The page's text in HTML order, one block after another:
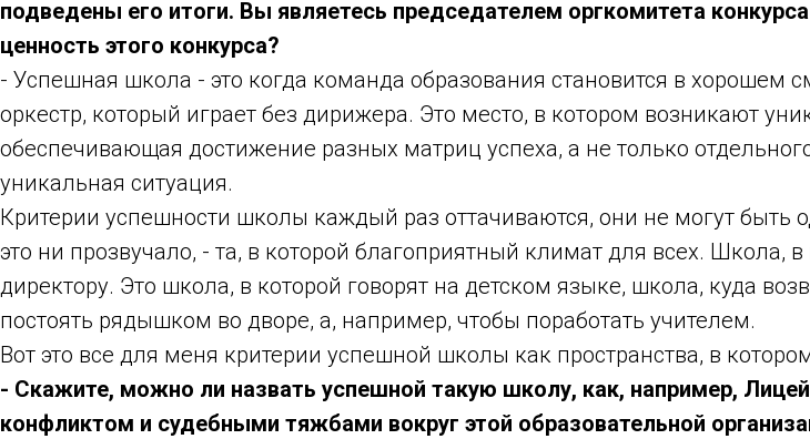
подведены его итоги. Вы являетесь председателем оргкомитета
ценность этого конкурса?
- Успешная школа - это когда команда образования становится в
оркестр, который играет без дирижера. Это место, в котором возникают
обеспечивающая достижение разных матриц успеха, а не только
уникальная ситуация.
Критерии успешности школы каждый раз оттачиваются, они не могут
это ни прозвучало, - та, в которой благоприятный климат для всех. Школа,
директору. Это школа, в которой говорят на детском языке, школа, куда
постоять рядышком во дворе, а, например, чтобы поработать учителем.
Вот это все для меня критерии успешной школы как пространства, в
- Скажите, можно ли назвать успешной такую школу, как, например,
конфликтом и судебными тяжбами вокруг этой образовательной